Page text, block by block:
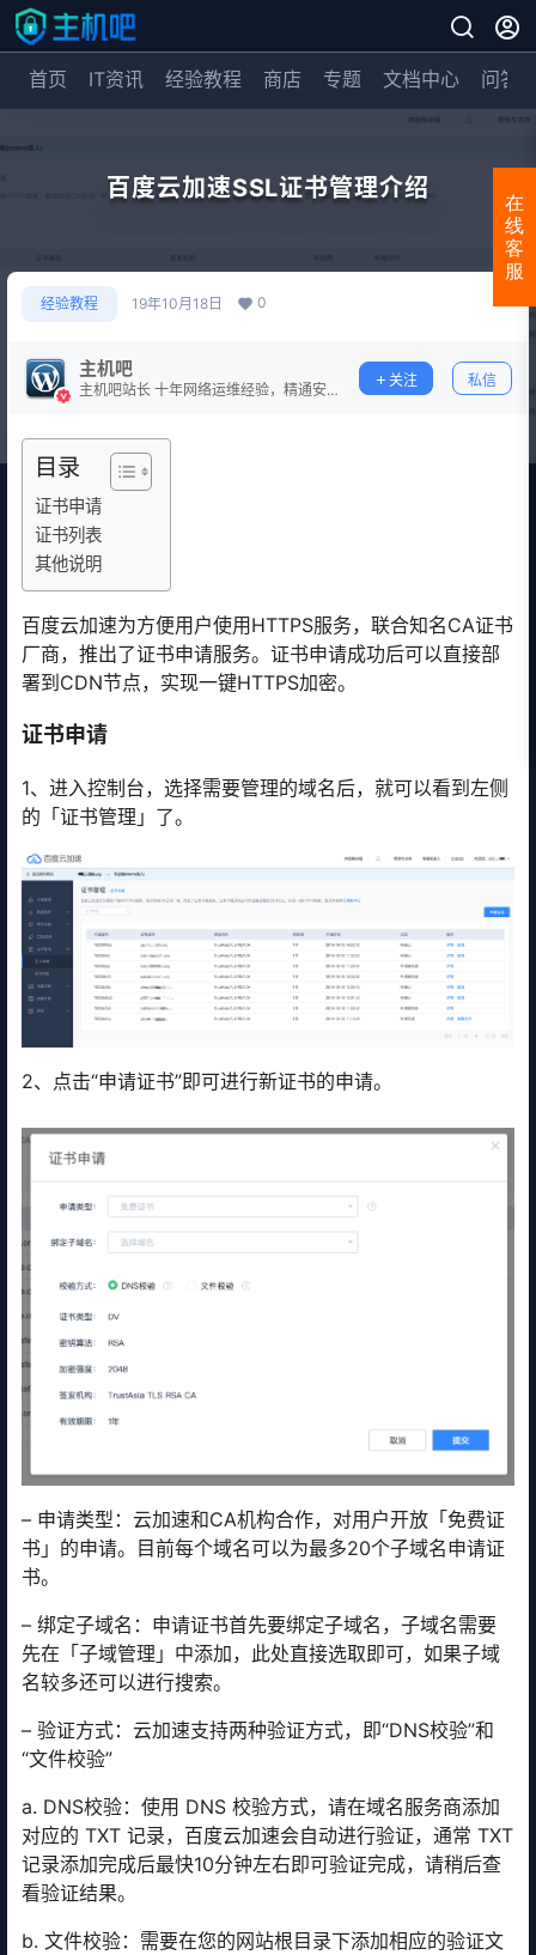
首页 IT资讯 经验教程 商店 专题 文档中心 问答
百度云加速SSL证书管理介绍
经验教程 19年10月18日 0
主机吧
主机吧站长 十年网络运维经验，精通安
关注 私信
目录
证书申请
证书列表
其他说明
百度云加速为方便用户使用HTTPS服务，联合知名CA证书
厂商，推出了证书申请服务。证书申请成功后可以直接部
署到CDN节点，实现一键HTTPS加密。
证书申请
1、进入控制台，选择需要管理的域名后，就可以看到左侧
的「证书管理」了。
2、点击“申请证书”即可进行新证书的申请。
– 申请类型：云加速和CA机构合作，对用户开放「免费证
书」的申请。目前每个域名可以为最多20个子域名申请证
书。
– 绑定子域名：申请证书首先要绑定子域名，子域名需要
先在「子域管理」中添加，此处直接选取即可，如果子域
名较多还可以进行搜索。
– 验证方式：云加速支持两种验证方式，即“DNS校验”和
“文件校验”
a. DNS校验：使用 DNS 校验方式，请在域名服务商添加
对应的 TXT 记录，百度云加速会自动进行验证，通常 TXT
记录添加完成后最快10分钟左右即可验证完成，请稍后查
看验证结果。
b. 文件校验：需要在您的网站根目录下添加相应的验证文
在
线
客
服